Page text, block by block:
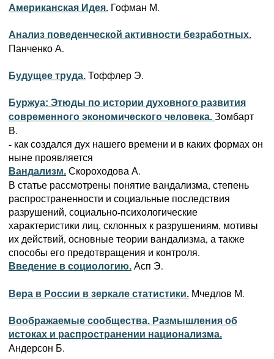
Американская Идея. Гофман М.
Анализ поведенческой активности безработных.
Панченко А.
Будущее труда. Тоффлер Э.
Буржуа: Этюды по истории духовного развития
современного экономического человека. Зомбарт
В.
- как создался дух нашего времени и в каких формах он
ныне проявляется
Вандализм. Скороходова А.
В статье рассмотрены понятие вандализма, степень
распространенности и социальные последствия
разрушений, социально-психологические
характеристики лиц, склонных к разрушениям, мотивы
их действий, основные теории вандализма, а также
способы его предотвращения и контроля.
Введение в социологию. Асп Э.
Вера в России в зеркале статистики. Мчедлов М.
Воображаемые сообщества. Размышления об
истоках и распространении национализма.
Андерсон Б.